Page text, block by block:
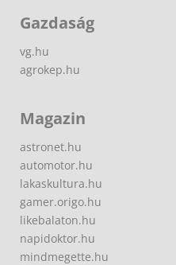
Gazdaság
vg.hu
agrokep.hu
Magazin
astronet.hu
automotor.hu
lakaskultura.hu
gamer.origo.hu
likebalaton.hu
napidoktor.hu
mindmegette.hu